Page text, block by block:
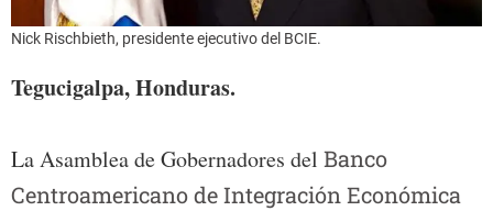
Nick Rischbieth, presidente ejecutivo del BCIE.
Tegucigalpa, Honduras.
La Asamblea de Gobernadores del Banco
Centroamericano de Integración Económica